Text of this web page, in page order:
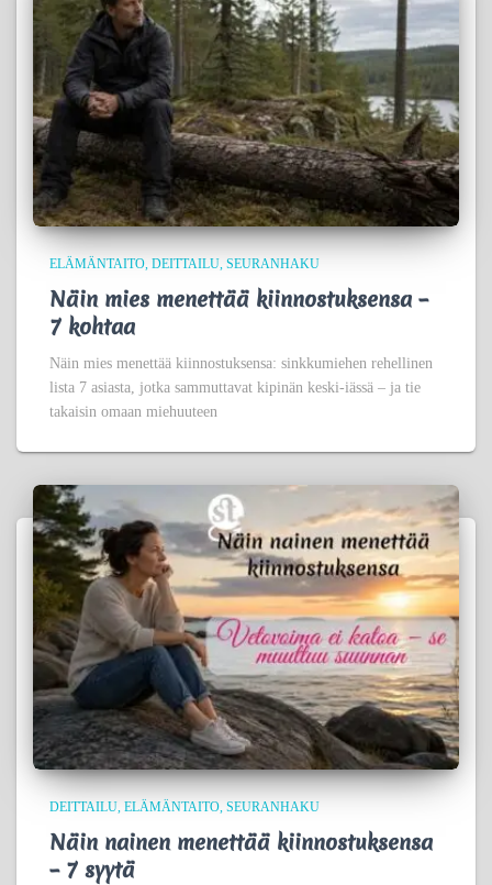
ELÄMÄNTAITO DEITTAILU SEURANHAKU
Näin mies menettää kiinnostuksensa –
7 kohtaa
Näin mies menettää kiinnostuksensa: sinkkumiehen rehellinen
lista 7 asiasta, jotka sammuttavat kipinän keski-iässä – ja tie
takaisin omaan miehuuteen
DEITTAILU ELÄMÄNTAITO SEURANHAKU
Näin nainen menettää kiinnostuksensa
– 7 syytä